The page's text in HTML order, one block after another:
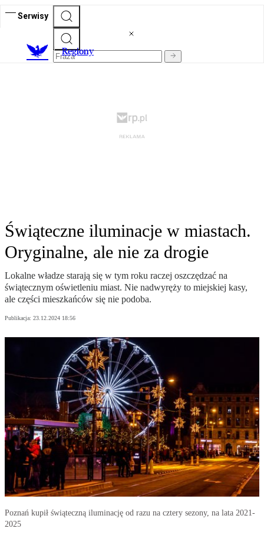
Serwisy
Regiony
Świąteczne iluminacje w miastach.
Oryginalne, ale nie za drogie
Lokalne władze starają się w tym roku raczej oszczędzać na
świątecznym oświetleniu miast. Nie nadwyręży to miejskiej kasy,
ale części mieszkańców się nie podoba.
Publikacja: 23.12.2024 18:56
Poznań kupił świąteczną iluminację od razu na cztery sezony, na lata 2021-
2025